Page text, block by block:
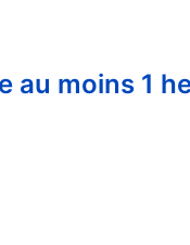
moins 1